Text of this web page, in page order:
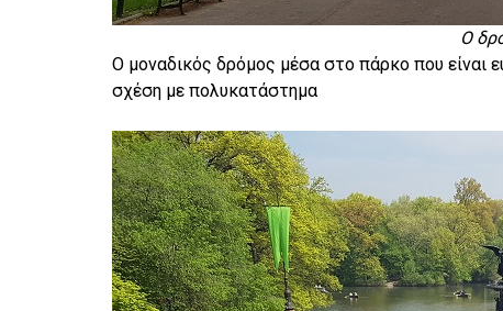
Ο
Ο μοναδικός δρόμος μέσα στο πάρκο που είναι
σχέση με πολυκατάστημα